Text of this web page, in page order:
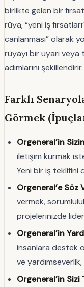
birlikte gelen bir
rüya, “yeni iş
canlanması” olarak
rüyayı bir uyarı veya
adımlarını şekillendirir.
Farklı
Görmek
Orgeneral’in
iletişim kurmak
Yeni bir iş teklifini
Orgeneral’e Söz
vermek,
projelerinizde
Orgeneral’in
insanlara destek
ve yardımseverlik,
Orgeneral’in Sizi